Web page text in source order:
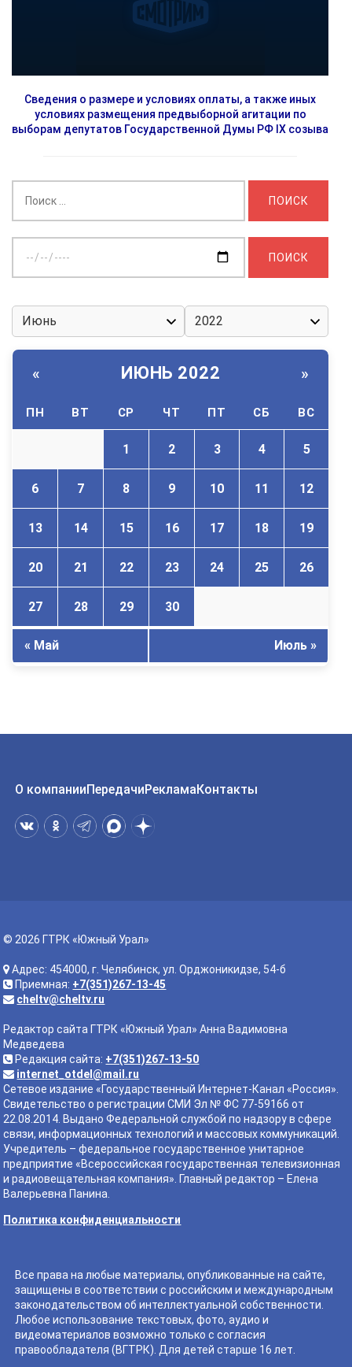
Сведения о размере и условиях оплаты, а также иных
условиях размещения предвыборной агитации по
выборам депутатов Государственной Думы РФ IX созыва
дату:
« ИЮНЬ 2022 »
ПН ВТ СР ЧТ ПТ СБ ВС
1 2 3 4 5
6 7 8 9 10 11 12
13 14 15 16 17 18 19
20 21 22 23 24 25 26
27 28 29 30
« Май Июль »
О компанииПередачиРекламаКонтакты
© 2026 ГТРК «Южный Урал»
Адрес: 454000, г. Челябинск, ул. Орджоникидзе, 54-б
Приемная: +7(351)267-13-45
cheltv@cheltv.ru
Редактор сайта ГТРК «Южный Урал» Анна Вадимовна
Медведева
Редакция сайта: +7(351)267-13-50
internet_otdel@mail.ru
Сетевое издание «Государственный Интернет-Канал «Россия».
Свидетельство о регистрации СМИ Эл № ФС 77-59166 от
22.08.2014. Выдано Федеральной службой по надзору в сфере
связи, информационных технологий и массовых коммуникаций.
Учредитель – федеральное государственное унитарное
предприятие «Всероссийская государственная телевизионная
и радиовещательная компания». Главный редактор – Елена
Валерьевна Панина.
Политика конфиденциальности
Все права на любые материалы, опубликованные на сайте,
защищены в соответствии с российским и международным
законодательством об интеллектуальной собственности.
Любое использование текстовых, фото, аудио и
видеоматериалов возможно только с согласия
правообладателя (ВГТРК). Для детей старше 16 лет.